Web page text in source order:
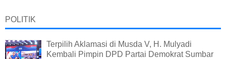
POLITIK
Terpilih Aklamasi di Musda V, H. Mulyadi
Kembali Pimpin DPD Partai Demokrat Sumbar